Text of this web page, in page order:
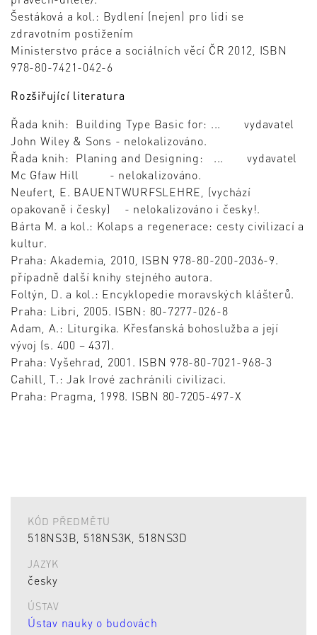
Šestáková a kol.: Bydlení (nejen) pro lidi se
zdravotním postižením
Ministerstvo práce a sociálních věcí ČR 2012, ISBN
978-80-7421-042-6
Rozšiřující literatura
Řada knih: Building Type Basic for: ... vydavatel
John Wiley & Sons - nelokalizováno.
Řada knih: Planing and Designing: ... vydavatel
Mc Gfaw Hill - nelokalizováno.
Neufert, E. BAUENTWURFSLEHRE, (vychází
opakovaně i česky) - nelokalizováno i česky!.
Bárta M. a kol.: Kolaps a regenerace: cesty civilizací a
kultur.
Praha: Akademia, 2010, ISBN 978-80-200-2036-9.
případně další knihy stejného autora.
Foltýn, D. a kol.: Encyklopedie moravských klášterů.
Praha: Libri, 2005. ISBN: 80-7277-026-8
Adam, A.: Liturgika. Křesťanská bohoslužba a její
vývoj (s. 400 – 437).
Praha: Vyšehrad, 2001. ISBN 978-80-7021-968-3
Cahill, T.: Jak Irové zachránili civilizaci.
Praha: Pragma, 1998. ISBN 80-7205-497-X
KÓD PŘEDMĚTU
518NS3B, 518NS3K, 518NS3D
JAZYK
česky
ÚSTAV
Ústav nauky o budovách